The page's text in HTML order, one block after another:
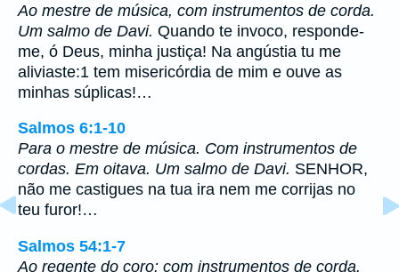
Ao mestre de música, com instrumentos de corda.
Um salmo de Davi. Quando te invoco, responde-
me, ó Deus, minha justiça! Na angústia tu me
aliviaste:1 tem misericórdia de mim e ouve as
minhas súplicas!…
Salmos 6:1-10
Para o mestre de música. Com instrumentos de
cordas. Em oitava. Um salmo de Davi. SENHOR,
não me castigues na tua ira nem me corrijas no
teu furor!…
Salmos 54:1-7
Ao regente do coro: com instrumentos de corda.